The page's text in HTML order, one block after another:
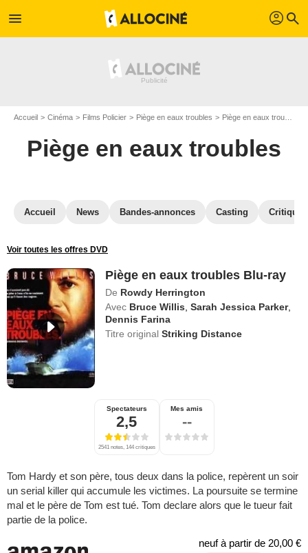
menu profil search
Accueil Cinéma Films Policier Piège en eaux troubles Piège en eaux troubles en Blu Ray
Piège en eaux troubles
Accueil News Bandes-annonces Casting
Voir toutes les offres DVD
Piège en eaux troubles Blu-ray
De Rowdy Herrington
Avec Bruce Willis ,Sarah Jessica Parker,
Dennis Farina
Titre originalStriking Distance
Spectateurs
2,5
2541 notes, 144 critiques
Mes amis
--
Tom Hardy et son père, tous deux dans la police, repèrent un soir
un serial killer qui accumule les victimes. La poursuite se termine
mal et le père de Tom est tué. Tom declare alors que le tueur fait
partie de la police.
neuf à partir de 20,00 €